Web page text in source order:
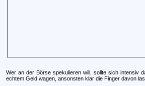
Wer an der Börse spekulieren will, sollte sich intensiv
echtem Geld wagen, ansonsten klar die Finger davon